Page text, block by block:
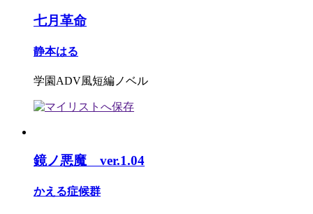
七月革命
静本はる
学園ADV風短編ノベル
鏡ノ悪魔 ver.1.04
かえる症候群